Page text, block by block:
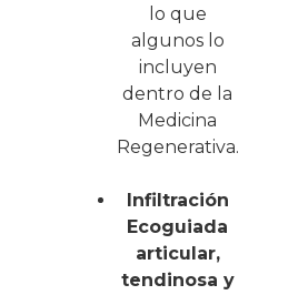
lo que
algunos lo
incluyen
dentro de la
Medicina
Regenerativa.
Infiltración
Ecoguiada
articular,
tendinosa y